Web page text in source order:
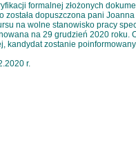
formalnej złożonych
została dopuszczona pani
na wolne stanowisko pracy
na 29 grudzień 2020 roku.
kandydat zostanie
r.